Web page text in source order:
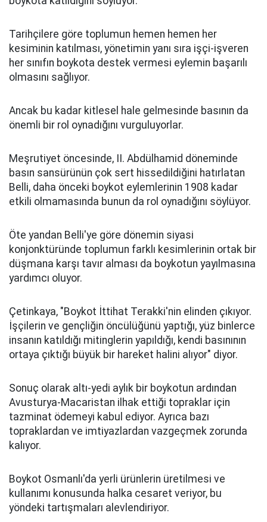
Tarihçilere göre toplumun hemen hemen her
kesiminin katılması, yönetimin yanı sıra işçi-işveren
her sınıfın boykota destek vermesi eylemin başarılı
olmasını sağlıyor.
Ancak bu kadar kitlesel hale gelmesinde basının da
önemli bir rol oynadığını vurguluyorlar.
Meşrutiyet öncesinde, II. Abdülhamid döneminde
basın sansürünün çok sert hissedildiğini hatırlatan
Belli, daha önceki boykot eylemlerinin 1908 kadar
etkili olmamasında bunun da rol oynadığını söylüyor.
Öte yandan Belli'ye göre dönemin siyasi
konjonktüründe toplumun farklı kesimlerinin ortak bir
düşmana karşı tavır alması da boykotun yayılmasına
yardımcı oluyor.
Çetinkaya, "Boykot İttihat Terakki'nin elinden çıkıyor.
İşçilerin ve gençliğin öncülüğünü yaptığı, yüz binlerce
insanın katıldığı mitinglerin yapıldığı, kendi basınının
ortaya çıktığı büyük bir hareket halini alıyor" diyor.
Sonuç olarak altı-yedi aylık bir boykotun ardından
Avusturya-Macaristan ilhak ettiği topraklar için
tazminat ödemeyi kabul ediyor. Ayrıca bazı
topraklardan ve imtiyazlardan vazgeçmek zorunda
kalıyor.
Boykot Osmanlı'da yerli ürünlerin üretilmesi ve
kullanımı konusunda halka cesaret veriyor, bu
yöndeki tartışmaları alevlendiriyor.